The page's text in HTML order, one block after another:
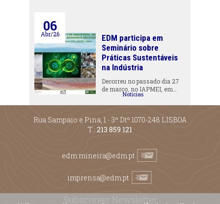
06
Abr/26
EDM participa em
Seminário sobre
Práticas Sustentáveis
na Indústria
Decorreu no passado dia 27
de março, no IAPMEI, em…
Notícias
Rua Sampaio e Pina, 1 - 3º Dtº 1070-248 LISBOA
T.: 213 859 121
edm.mineira@edm.pt
imprensa@edm.pt
Subscrever Newsletter